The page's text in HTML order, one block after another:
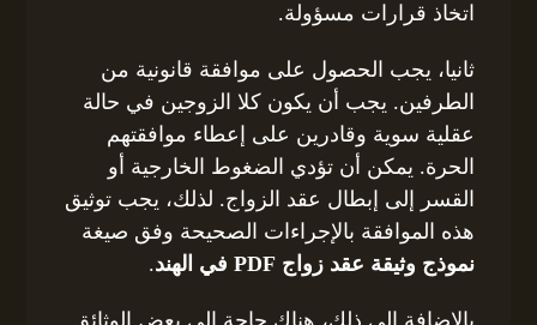
اتخاذ قرارات مسؤولة.
ثانيا، يجب الحصول على موافقة قانونية من
الطرفين. يجب أن يكون كلا الزوجين في حالة
عقلية سوية وقادرين على إعطاء موافقتهم
الحرة. يمكن أن تؤدي الضغوط الخارجية أو
القسر إلى إبطال عقد الزواج. لذلك، يجب توثيق
هذه الموافقة بالإجراءات الصحيحة وفق صيغة
نموذج وثيقة عقد زواج PDF في الهند
.